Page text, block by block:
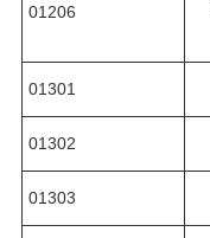
01206
01301
01302
01303